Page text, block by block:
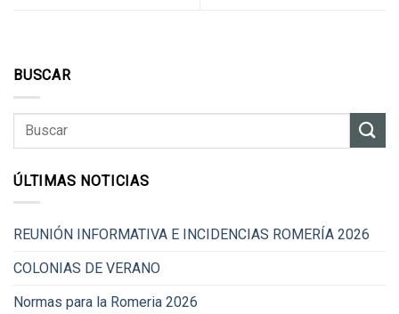
BUSCAR
ÚLTIMAS NOTICIAS
REUNIÓN INFORMATIVA E INCIDENCIAS ROMERÍA 2026
COLONIAS DE VERANO
Normas para la Romeria 2026